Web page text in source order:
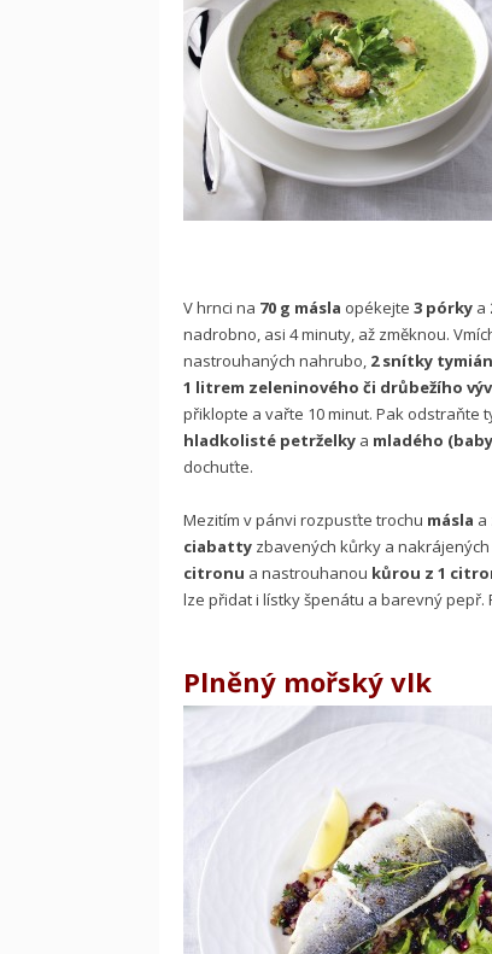
V hrnci na 70 g másla opékejte 3 pórky a
nadrobno, asi 4 minuty, až změknou.
nastrouhaných nahrubo, 2 snítky
1 litrem zeleninového či drůbežího
přiklopte a vařte 10 minut. Pak odstraňte
hladkolisté petrželky a mladého
dochuťte.
Mezitím v pánvi rozpusťte trochu másla a
ciabatty zbavených kůrky a
citronu a nastrouhanou kůrou z 1
lze přidat i lístky špenátu a barevný pepř.
Plněný mořský vlk